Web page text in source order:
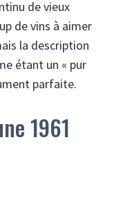
de vieux
de vins à aimer
la description
étant un « pur
parfaite.
1961